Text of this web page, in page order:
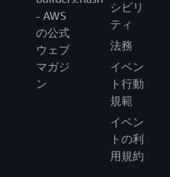
- AWS
の公式
ウェブ
マガジ
ン
シビリ
ティ
法務
イベン
ト行動
規範
イベン
トの利
用規約